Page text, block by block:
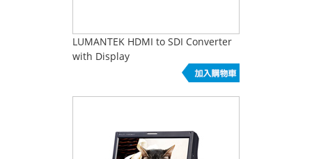
LUMANTEK HDMI to SDI Converter
with Display